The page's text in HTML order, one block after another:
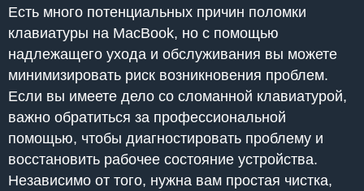
Есть много потенциальных причин поломки
клавиатуры на MacBook, но с помощью
надлежащего ухода и обслуживания вы можете
минимизировать риск возникновения проблем.
Если вы имеете дело со сломанной клавиатурой,
важно обратиться за профессиональной
помощью, чтобы диагностировать проблему и
восстановить рабочее состояние устройства.
Независимо от того, нужна вам простая чистка,